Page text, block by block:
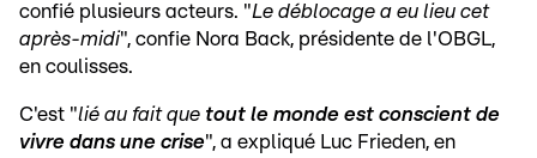
confié plusieurs acteurs. "Le déblocage a eu lieu cet
après-midi", confie Nora Back, présidente de l'OBGL,
en coulisses.
C'est "lié au fait que tout le monde est conscient de
vivre dans une crise", a expliqué Luc Frieden, en